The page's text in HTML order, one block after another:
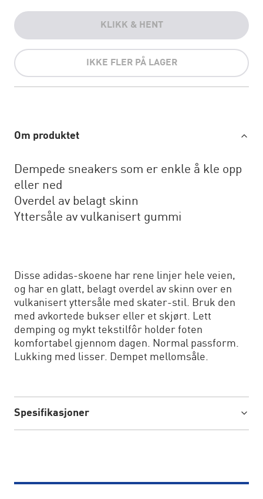
KLIKK & HENT
IKKE FLER PÅ LAGER
Om produktet
Dempede sneakers som er enkle å kle opp
eller ned
Overdel av belagt skinn
Yttersåle av vulkanisert gummi
Disse adidas-skoene har rene linjer hele veien,
og har en glatt, belagt overdel av skinn over en
vulkanisert yttersåle med skater-stil. Bruk den
med avkortede bukser eller et skjørt. Lett
demping og mykt tekstilfôr holder foten
komfortabel gjennom dagen. Normal passform.
Lukking med lisser. Dempet mellomsåle.
Spesifikasjoner